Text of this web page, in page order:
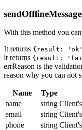
sendOfflineMessage
With this method you
It returns {result:
it returns {result:
errReason is the
reason why you can not
Name Type
name
string
email
string
phone
string